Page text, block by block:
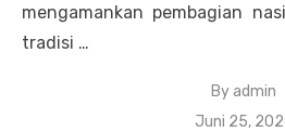
mengamankan pembagian
tradisi …
By admin
Posted
Juni 25,